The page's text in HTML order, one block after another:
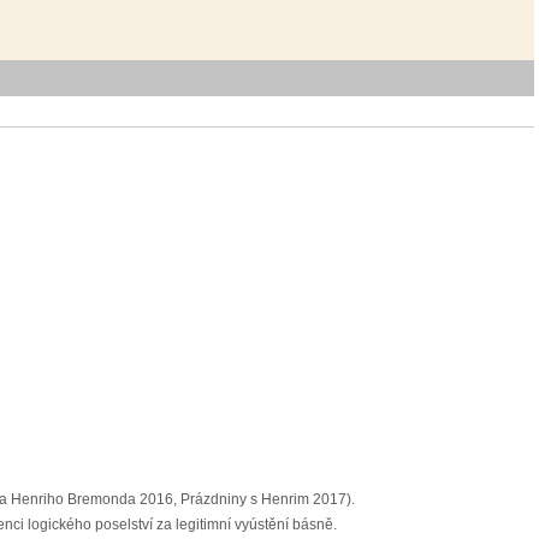
Henriho Bremonda 2016, Prázdniny s Henrim 2017).
logického poselství za legitimní vyústění básně.